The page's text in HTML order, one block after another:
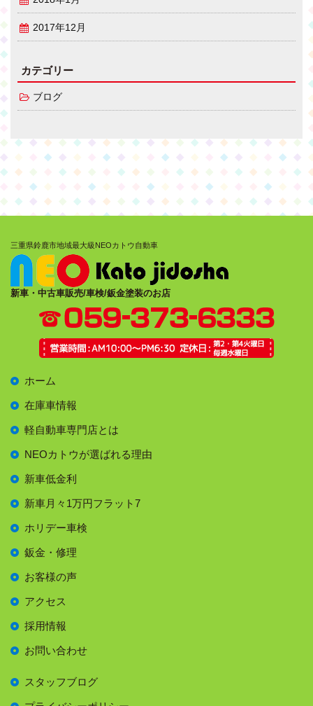
2017年12月
カテゴリー
ブログ
新車・中古車販売/車検/鈑金塗装のお店
三重県鈴鹿市地域最大級NEOカトウ自動車
ホーム
在庫車情報
軽自動車専門店とは
NEOカトウが選ばれる理由
新車低金利
新車月々1万円フラット7
ホリデー車検
鈑金・修理
お客様の声
アクセス
採用情報
お問い合わせ
スタッフブログ